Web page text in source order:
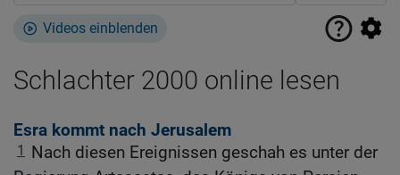
Videos einblenden
Schlachter 2000 online lesen
Esra kommt nach Jerusalem
1
Nach diesen Ereignissen geschah es unter der